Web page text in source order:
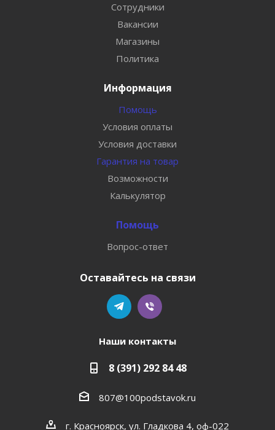
Сотрудники
Вакансии
Магазины
Политика
Информация
Помощь
Условия оплаты
Условия доставки
Гарантия на товар
Возможности
Калькулятор
Помощь
Вопрос-ответ
Оставайтесь на связи
Наши контакты
8 (391) 292 84 48
807@100podstavok.ru
г. Красноярск, ул. Гладкова 4, оф-022